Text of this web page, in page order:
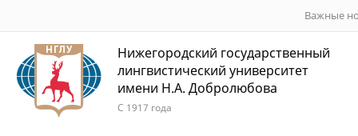
Важные
Нижегородский государственный
лингвистический университет
имени Н.А. Добролюбова
С 1917 года